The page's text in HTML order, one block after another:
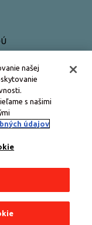
Slovensko
našej
s našimi
údajov